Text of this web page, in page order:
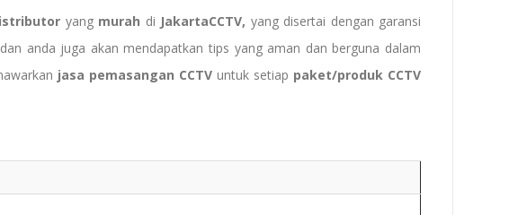
yangmurah di JakartaCCTV, yang disertai dengan garansi
anda juga akan mendapatkan tips yang aman dan berguna dalam
jasa pemasangan CCTV untuk setiap paket/produk CCTV